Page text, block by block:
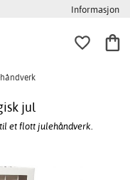
Informasjon
jul
et flott julehåndverk.